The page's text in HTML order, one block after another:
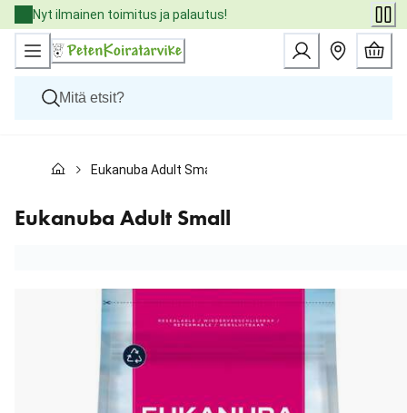
Skip
to
Content
Nyt ilmainen toimitus ja palautus!
Kissat
Eläinlääkäriruoat
Tuotemerkit
Eukanuba Adult Small
Eukanuba Adult Small